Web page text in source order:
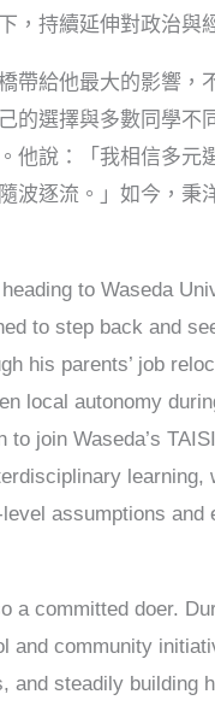
，持續延伸對政治與
給他最大的影響，
的選擇與多數同學不
他說：「我相信多元
波逐流。」如今，秉
to Waseda
to step back and
his parents’ job
local autonomy
join Waseda’s
learning,
assumptions and
committed doer.
and community
and steadily building